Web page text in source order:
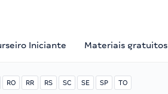
Iniciante Materiais gratuitos
RO RR RS SC SE SP TO